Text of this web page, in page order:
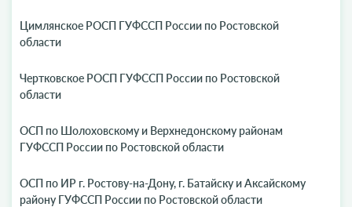
Цимлянское РОСП ГУФССП России по Ростовской
области
Чертковское РОСП ГУФССП России по Ростовской
области
ОСП по Шолоховскому и Верхнедонскому районам
ГУФССП России по Ростовской области
ОСП по ИР г. Ростову-на-Дону, г. Батайску и Аксайскому
району ГУФССП России по Ростовской области